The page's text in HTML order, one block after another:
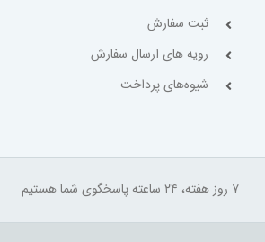
ثبت سفارش
رویه های ارسال سفارش
شیوه‌های پرداخت
۷ روز هفته، ۲۴ ساعته پاسخگوی شما هستیم.